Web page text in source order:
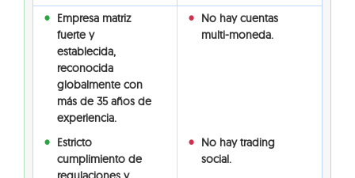
Empresa matriz
fuerte y
establecida,
reconocida
globalmente con
más de 35 años de
experiencia.
No hay cuentas
multi-moneda.
Estricto
cumplimiento de
No hay trading
social.